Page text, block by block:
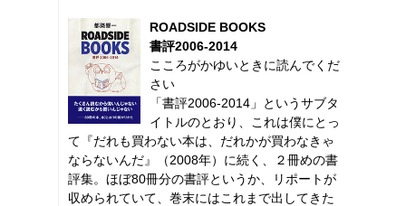
ROADSIDE BOOKS
書評2006-2014
こころがかゆいときに読んでくだ
さい
「書評2006-2014」というサブタ
イトルのとおり、これは僕にとっ
て『だれも買わない本は、だれかが買わなきゃ
ならないんだ』（2008年）に続く、２冊めの書
評集。ほぼ80冊分の書評というか、リポートが
収められていて、巻末にはこれまで出してきた